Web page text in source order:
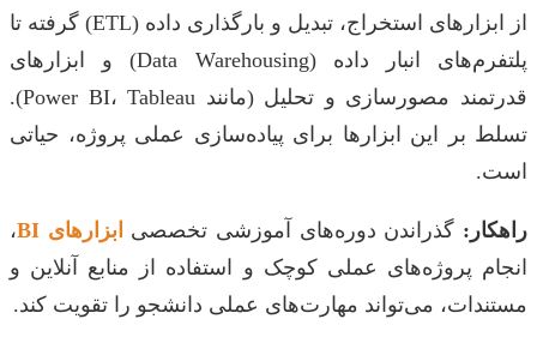
از ابزارهای استخراج، تبدیل و بارگذاری داده (ETL) گرفته تا
پلتفرم‌های انبار داده (Data Warehousing) و ابزارهای
قدرتمند مصورسازی و تحلیل (مانند Power BI، Tableau).
تسلط بر این ابزارها برای پیاده‌سازی عملی پروژه، حیاتی
است.
راهکار: گذراندن دوره‌های آموزشی تخصصی ابزارهای BI
،
انجام پروژه‌های عملی کوچک و استفاده از منابع آنلاین و
مستندات، می‌تواند مهارت‌های عملی دانشجو را تقویت کند.